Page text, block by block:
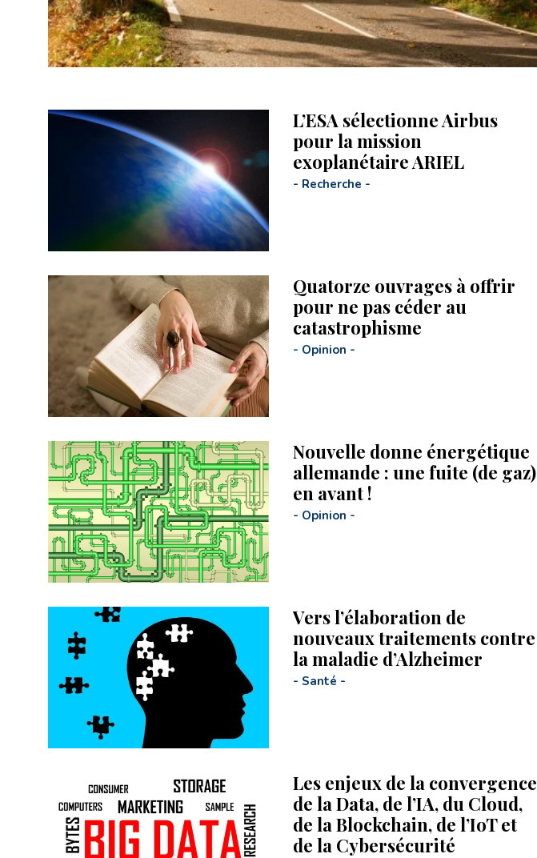
L’ESA sélectionne Airbus
pour la mission
exoplanétaire ARIEL
- Recherche -
Quatorze ouvrages à offrir
pour ne pas céder au
catastrophisme
- Opinion -
Nouvelle donne énergétique
allemande : une fuite (de gaz)
en avant !
- Opinion -
Vers l’élaboration de
nouveaux traitements contre
la maladie d’Alzheimer
- Santé -
Les enjeux de la convergence
de la Data, de l’IA, du Cloud,
de la Blockchain, de l’IoT et
de la Cybersécurité